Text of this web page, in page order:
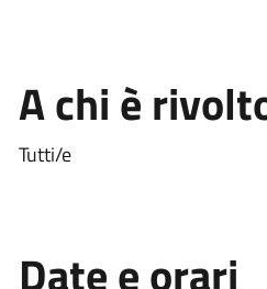
A chi è
Tutti/e
Date e orari